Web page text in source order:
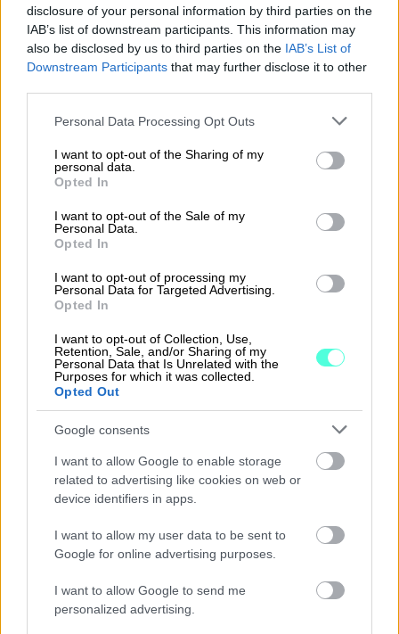
disclosure of your personal information by third parties on the
IAB’s list of downstream participants. This information may
also be disclosed by us to third parties on the IAB’s List of
Downstream Participants that may further disclose it to other
Please note that this website/app uses one or more Google
not limited to your visit or usage behaviour. You may click to
grant or deny consent to Google and its third-party tags to
use your data for below specified purposes in below Google
consent section.
Personal Data Processing Opt Outs
I want to opt-out of the Sharing of my
personal data.
Opted In
I want to opt-out of the Sale of my
Personal Data.
Opted In
I want to opt-out of processing my
Personal Data for Targeted Advertising.
Opted In
I want to opt-out of Collection, Use,
Retention, Sale, and/or Sharing of my
Personal Data that Is Unrelated with the
Purposes for which it was collected.
Opted Out
Google consents
I want to allow Google to enable storage
related to advertising like cookies on web or
device identifiers in apps.
I want to allow my user data to be sent to
Google for online advertising purposes.
I want to allow Google to send me
personalized advertising.
Finago Sign
Procountor Tallennus
Tutustu ohjelmistoihin
Tutustu Procountoriin
Kokeile Sopimuskonetta
Kirjaudu ohjelmistoihin
Procountor
Procountor Solo
Sopimuskone
Finago Sign
Asiakaspalvelu